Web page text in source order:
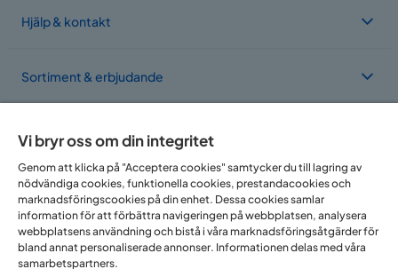
Hjälp & kontakt
Sortiment & erbjudande
Vi finns i flera länder
Vi bryr oss om din integritet
Genom att klicka på "Acceptera cookies" samtycker du till lagring av
nödvändiga cookies, funktionella cookies, prestandacookies och
marknadsföringscookies på din enhet. Dessa cookies samlar
information för att förbättra navigeringen på webbplatsen, analysera
webbplatsens användning och bistå i våra marknadsföringsåtgärder för
bland annat personaliserade annonser. Informationen delas med våra
samarbetspartners.